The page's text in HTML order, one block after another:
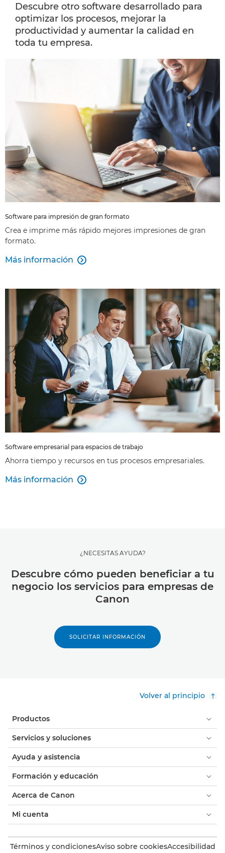
Descubre otro software desarrollado para
optimizar los procesos, mejorar la
productividad y aumentar la calidad en
toda tu empresa.
Software para impresión de gran formato
Crea e imprime más rápido mejores impresiones de gran
formato.
Más información 
Software empresarial para espacios de trabajo
Ahorra tiempo y recursos en tus procesos empresariales.
Más información 
¿NECESITAS AYUDA?
Descubre cómo pueden beneficiar a tu
negocio los servicios para empresas de
Canon
SOLICITAR INFORMACIÓN
Volver al principio
Productos
Servicios y soluciones
Ayuda y asistencia
Formación y educación
Acerca de Canon
Mi cuenta
Términos y condicionesAviso sobre cookiesAccesibilidad